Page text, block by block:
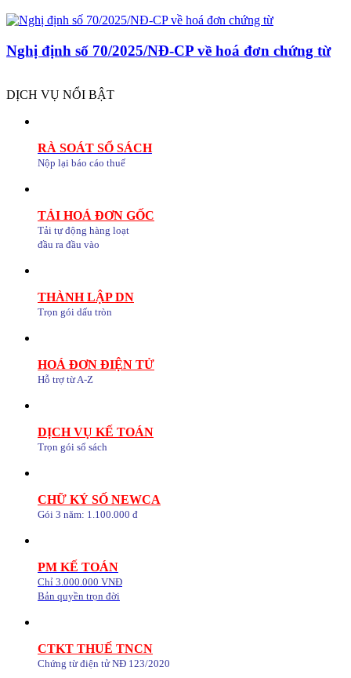
Nghị định số 70/2025/NĐ-CP về hoá đơn chứng từ
DỊCH VỤ NỔI BẬT
RÀ SOÁT SỔ SÁCH
Nộp lại báo cáo thuế
TẢI HOÁ ĐƠN GỐC
Tải tự động hàng loạt
đầu ra đầu vào
THÀNH LẬP DN
Trọn gói dấu tròn
HOÁ ĐƠN ĐIỆN TỬ
Hỗ trợ từ A-Z
DỊCH VỤ KẾ TOÁN
Trọn gói sổ sách
CHỮ KÝ SỐ NEWCA
Gói 3 năm: 1.100.000 đ
PM KẾ TOÁN
Chỉ 3.000.000 VNĐ
Bản quyền trọn đời
CTKT THUẾ TNCN
Chứng từ điện tử NĐ 123/2020